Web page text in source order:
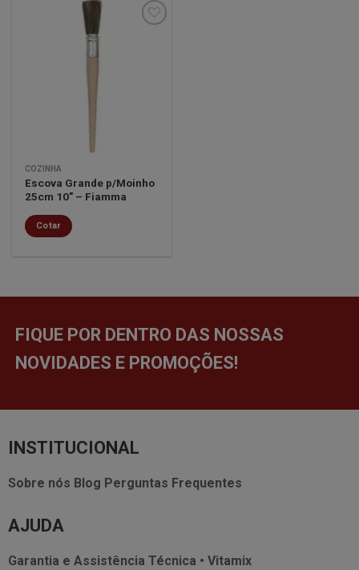
COZINHA
Escova Grande p/Moinho
25cm 10″ – Fiamma
Cotar
FIQUE POR DENTRO DAS NOSSAS
NOVIDADES E PROMOÇÕES!
INSTITUCIONAL
Sobre nós Blog Perguntas Frequentes
AJUDA
Garantia e Assistência Técnica • Vitamix